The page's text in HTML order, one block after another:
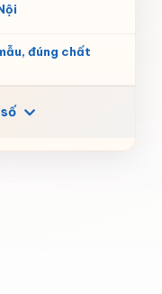
đúng chất